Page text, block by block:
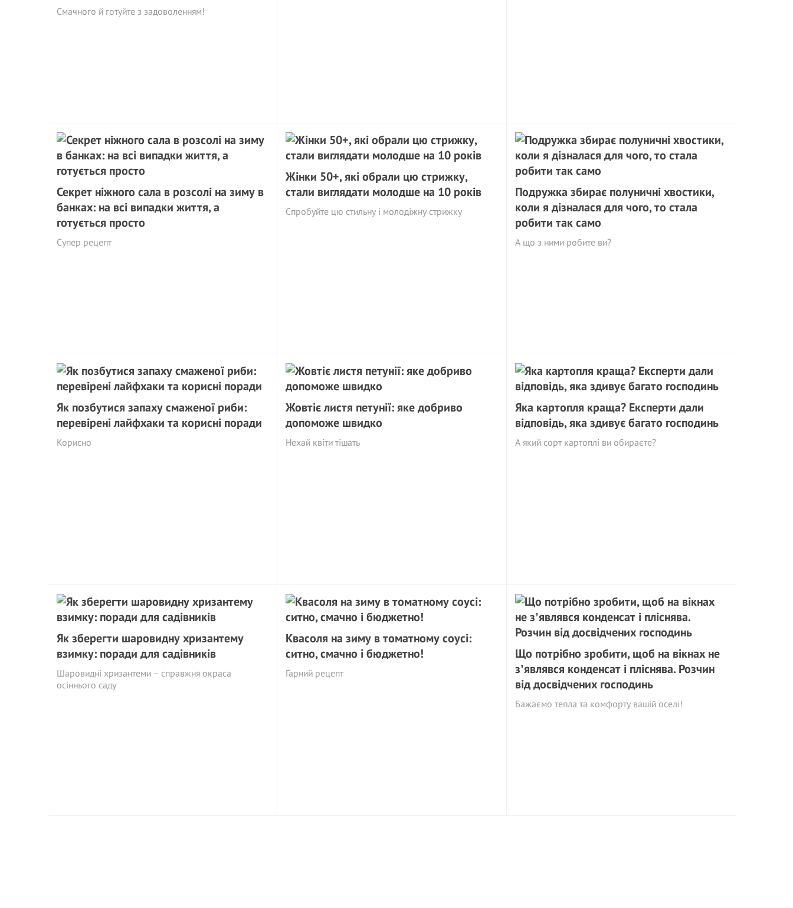
Смачного й готуйте з задоволенням!
Секрет ніжного сала в розсолі на зиму в
банках: на всі випадки життя, а
готується просто
Супер рецепт
Жінки 50+, які обрали цю стрижку,
стали виглядати молодше на 10 років
Спробуйте цю стильну і молодіжну стрижку
Подружка збирає полуничні хвостики,
коли я дізналася для чого, то стала
робити так само
А що з ними робите ви?
Як позбутися запаху смаженої риби:
перевірені лайфхаки та корисні поради
Корисно
Жовтіє листя петунії: яке добриво
допоможе швидко
Нехай квіти тішать
Яка картопля краща? Експерти дали
відповідь, яка здивує багато господинь
А який сорт картоплі ви обираєте?
Як зберегти шаровидну хризантему
взимку: поради для садівників
Шаровидні хризантеми – справжня окраса
осіннього саду
Квасоля на зиму в томатному соусі:
ситно, смачно і бюджетно!
Гарний рецепт
Що потрібно зробити, щоб на вікнах не
зʼявлявся конденсат і пліснява. Розчин
від досвідчених господинь
Бажаємо тепла та комфорту вашій оселі!